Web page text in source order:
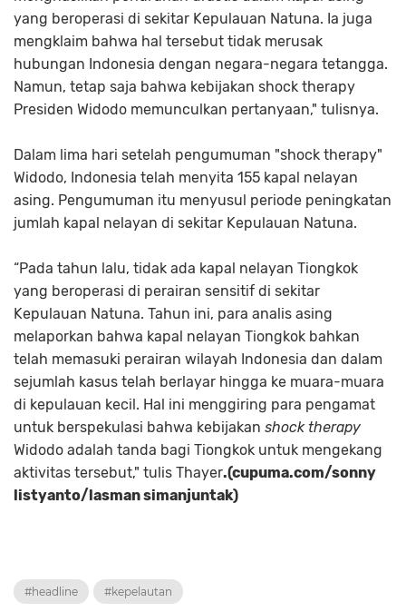
yang beroperasi di sekitar Kepulauan Natuna. Ia juga
mengklaim bahwa hal tersebut tidak merusak
hubungan Indonesia dengan negara-negara tetangga.
Namun, tetap saja bahwa kebijakan shock therapy
Presiden Widodo memunculkan pertanyaan," tulisnya.
Dalam lima hari setelah pengumuman "shock therapy"
Widodo, Indonesia telah menyita 155 kapal nelayan
asing. Pengumuman itu menyusul periode peningkatan
jumlah kapal nelayan di sekitar Kepulauan Natuna.
“Pada tahun lalu, tidak ada kapal nelayan Tiongkok
yang beroperasi di perairan sensitif di sekitar
Kepulauan Natuna. Tahun ini, para analis asing
melaporkan bahwa kapal nelayan Tiongkok bahkan
telah memasuki perairan wilayah Indonesia dan dalam
sejumlah kasus telah berlayar hingga ke muara-muara
di kepulauan kecil. Hal ini menggiring para pengamat
untuk berspekulasi bahwa kebijakan shock therapy
Widodo adalah tanda bagi Tiongkok untuk mengekang
aktivitas tersebut," tulis Thayer.(cupuma.com/sonny
listyanto/lasman simanjuntak)
#headline #kepelautan